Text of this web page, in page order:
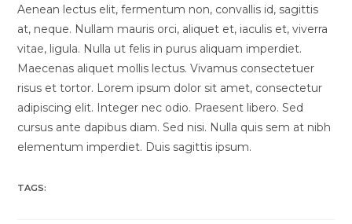
Aenean lectus elit, fermentum non, convallis id, sagittis
at, neque. Nullam mauris orci, aliquet et, iaculis et, viverra
vitae, ligula. Nulla ut felis in purus aliquam imperdiet.
Maecenas aliquet mollis lectus. Vivamus consectetuer
risus et tortor. Lorem ipsum dolor sit amet, consectetur
adipiscing elit. Integer nec odio. Praesent libero. Sed
cursus ante dapibus diam. Sed nisi. Nulla quis sem at nibh
elementum imperdiet. Duis sagittis ipsum.
TAGS: